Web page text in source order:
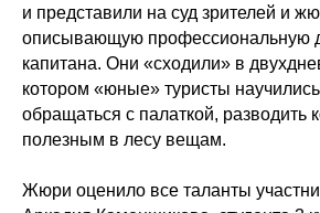
и представили на суд зрителей и
описывающую профессиональную
капитана. Они «сходили» в
котором «юные» туристы
обращаться с палаткой, разводить
полезным в лесу вещам.
Жюри оценило все таланты